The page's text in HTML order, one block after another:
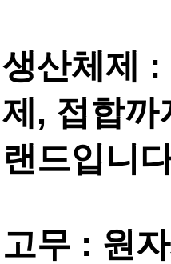
생산체제
제, 접합까
랜드입니
고무 : 원